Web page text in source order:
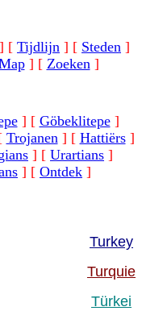
] [ Tijdlijn ] [ Steden ]
] [ Zoeken]
] [ Göbeklitepe]
Trojanen] [ Hattiërs]
] [ Urartians ]
] [ Ontdek ]
Turkey
Turquie
Türkei